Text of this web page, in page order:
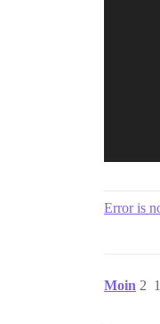
Error is
Moin 2